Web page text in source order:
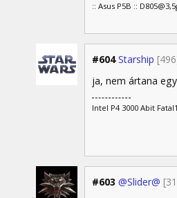
:: Asus P5B ::
#604 Starship
ja, nem ártana
Intel P4 3000 Abit
#603 @Slider@